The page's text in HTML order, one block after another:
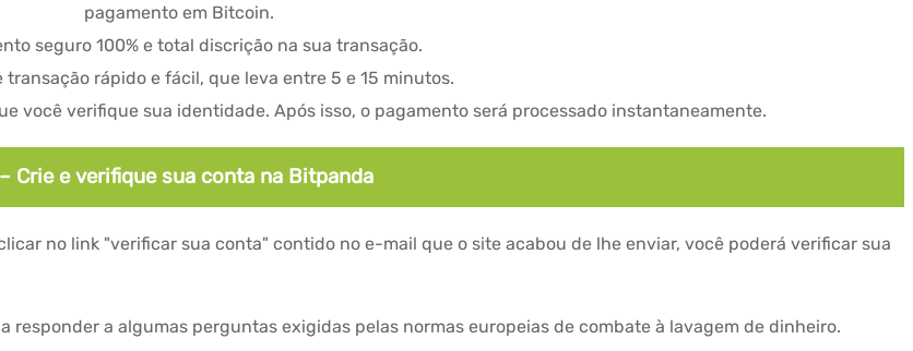
pagamento em Bitcoin.
seguro 100% e total discrição na sua transação.
transação rápido e fácil, que leva entre 5 e 15 minutos.
você verifique sua identidade. Após isso, o pagamento será processado instantaneamente.
Crie e verifique sua conta na Bitpanda
no link "verificar sua conta" contido no e-mail que o site acabou de lhe enviar, você poderá verificar sua
a algumas perguntas exigidas pelas normas europeias de combate à lavagem de dinheiro.